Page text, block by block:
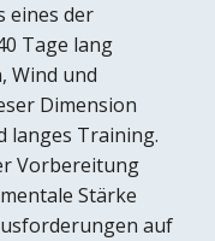
eines der
Tage lang
Wind und
Dimension
langes Training.
Vorbereitung
Stärke
auf